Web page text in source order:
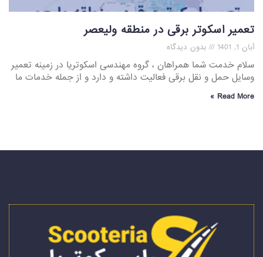
تعمیر اسکوتر برقی در منطقه ولیعصر
آبان 1, 1401 بدون دیدگاه
سلام خدمت شما همراهان ، گروه مهندسی اسکوتریا در زمینه تعمیر
وسایل حمل و نقل برقی فعالیت داشته و دارد و از جمله خدمات ما
Read More »